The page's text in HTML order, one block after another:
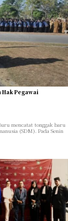
Hak Pegawai
mencatat tonggak baru
(SDM). Pada Senin